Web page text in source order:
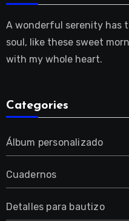
A wonderful serenity has
soul, like these sweet
with my whole heart.
Categories
Álbum personalizado
Cuadernos
Detalles para bautizo